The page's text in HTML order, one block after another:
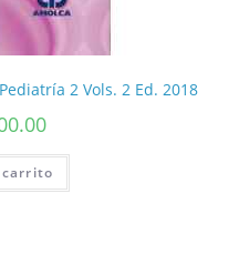
2 Vols. 2 Ed. 2018